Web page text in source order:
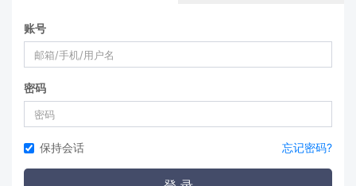
账号
密码
保持会话 忘记密码?